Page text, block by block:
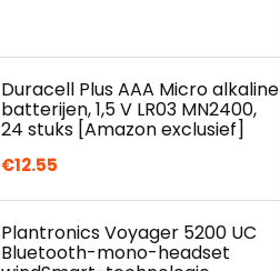
Duracell Plus AAA Micro alkaline
batterijen, 1,5 V LR03 MN2400,
24 stuks [Amazon exclusief]
€12.55
Plantronics Voyager 5200 UC
Bluetooth-mono-headset